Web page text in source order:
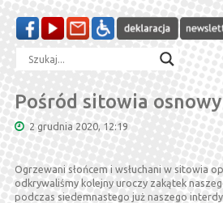
Pośród sitowia osnowy
2 grudnia 2020, 12:19
Ogrzewani słońcem i wsłuchani w sitowia
odkrywaliśmy kolejny uroczy zakątek
podczas siedemnastego już naszego